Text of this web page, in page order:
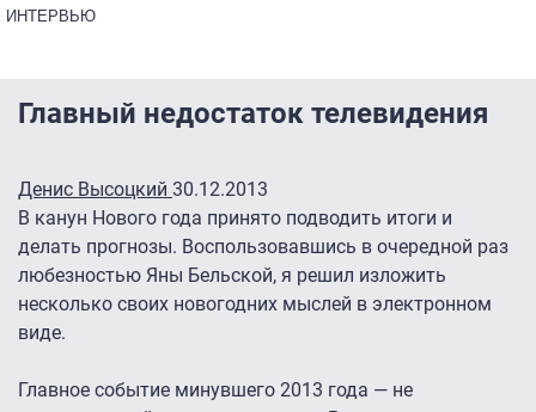
ИНТЕРВЬЮ
Главный недостаток телевидения
Денис Высоцкий 30.12.2013
В канун Нового года принято подводить итоги и
делать прогнозы. Воспользовавшись в очередной раз
любезностью Яны Бельской, я решил изложить
несколько своих новогодних мыслей в электронном
виде.
Главное событие минувшего 2013 года — не